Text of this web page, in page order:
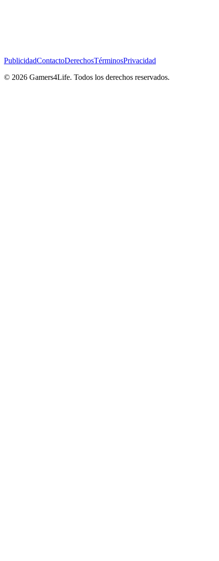
PublicidadContactoDerechosTérminosPrivacidad
© 2026 Gamers4Life. Todos los derechos reservados.